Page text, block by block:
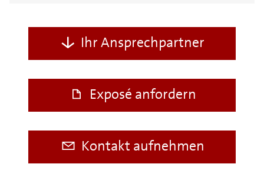
Ihr Ansprechpartner
Exposé anfordern
Kontakt aufnehmen